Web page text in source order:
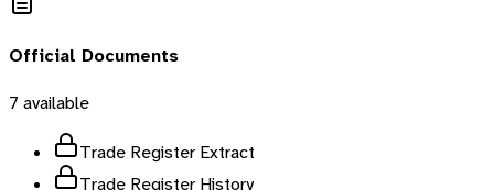
Official Documents
7 available
Trade Register Extract
Trade Register History